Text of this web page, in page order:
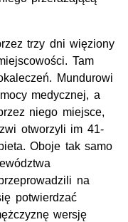
trzy dni więziony
Tam
Mundurowi
medycznej, a
niego miejsce,
otworzyli im 41-
Oboje tak samo
na
potwierdzać
wersję